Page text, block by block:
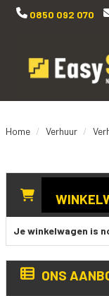
0850 092 070
Home Verhuur
Je winkelwagen is
ONS